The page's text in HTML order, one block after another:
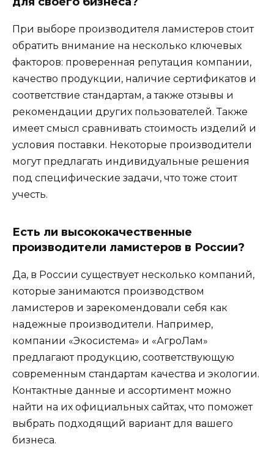
При выборе производителя ламистеров стоит
обратить внимание на несколько ключевых
факторов: проверенная репутация компании,
качество продукции, наличие сертификатов и
соответствие стандартам, а также отзывы и
рекомендации других пользователей. Также
имеет смысл сравнивать стоимость изделий и
условия поставки. Некоторые производители
могут предлагать индивидуальные решения
под специфические задачи, что тоже стоит
учесть.
Есть ли высококачественные
производители ламистеров в России?
Да, в России существует несколько компаний,
которые занимаются производством
ламистеров и зарекомендовали себя как
надежные производители. Например,
компании «Экосистема» и «АгроЛам»
предлагают продукцию, соответствующую
современным стандартам качества и экологии.
Контактные данные и ассортимент можно
найти на их официальных сайтах, что поможет
выбрать подходящий вариант для вашего
бизнеса.